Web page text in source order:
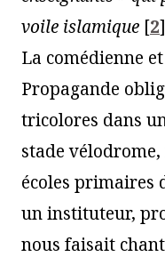
voile islamique [2]
La comédienne
Propagande
tricolores dans
stade
écoles primaires
un instituteur,
nous faisait